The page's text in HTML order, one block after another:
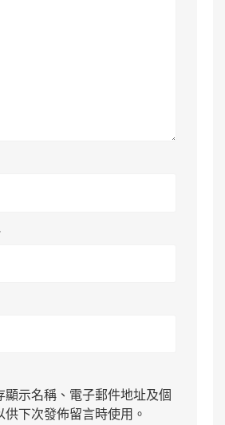
顯示名稱、電子郵件地址及個
下次發佈留言時使用。